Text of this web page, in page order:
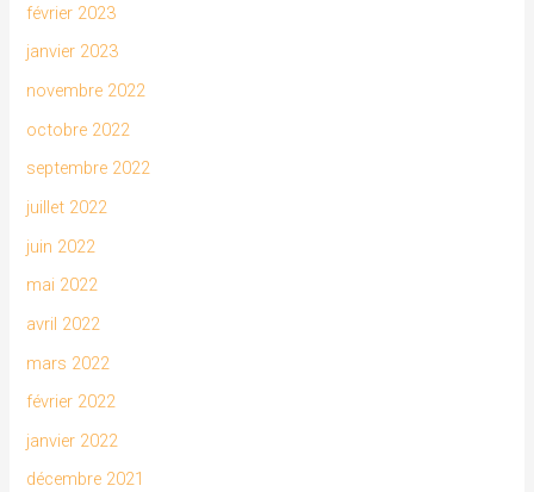
février 2023
janvier 2023
novembre 2022
octobre 2022
septembre 2022
juillet 2022
juin 2022
mai 2022
avril 2022
mars 2022
février 2022
janvier 2022
décembre 2021